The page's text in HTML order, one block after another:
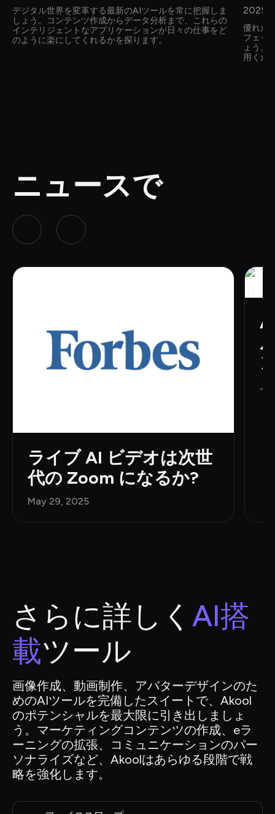
デジタル世界を変革する最新のAIツールを常に把握しま
しょう。コンテンツ作成からデータ分析まで、これらの
インテリジェントなアプリケーションが日々の仕事をど
のように楽にしてくれるかを探ります。
2025
優れた
フェッ
ょう。
用くだ
ニュースで
ライブ AI ビデオは次世
代の Zoom になるか?
May 29, 2025
さらに詳しく AI搭
載ツール
画像作成、動画制作、アバターデザインのた
めのAIツールを完備したスイートで、Akool
のポテンシャルを最大限に引き出しましょ
う。マーケティングコンテンツの作成、eラ
ーニングの拡張、コミュニケーションのパー
ソナライズなど、Akoolはあらゆる段階で戦
略を強化します。